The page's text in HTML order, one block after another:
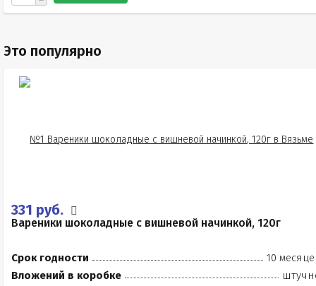
Это популярно
331 руб.
Вареники шоколадные с вишневой начинкой, 120г
Срок годности
10
Вложений в коробке